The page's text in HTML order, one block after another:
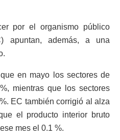
por el organismo público
apuntan, además, a una
en mayo los sectores de
mientras que los sectores
EC también corrigió al alza
el producto interior bruto
mes el 0.1 %.